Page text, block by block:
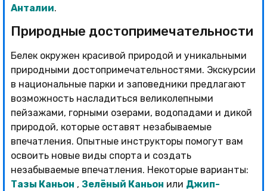
Анталии.
Природные достопримечательности
Белек окружен красивой природой и уникальными
природными достопримечательностями. Экскурсии
в национальные парки и заповедники предлагают
возможность насладиться великолепными
пейзажами, горными озерами, водопадами и дикой
природой, которые оставят незабываемые
впечатления. Опытные инструкторы помогут вам
освоить новые виды спорта и создать
незабываемые впечатления. Некоторые варианты:
Тазы Каньон , Зелёный Каньон или Джип-